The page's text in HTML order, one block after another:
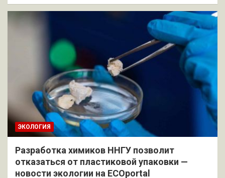
ЭКОЛОГИЯ
Разработка химиков ННГУ позволит
отказаться от пластиковой упаковки —
новости экологии на ECOportal